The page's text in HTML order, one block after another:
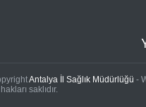
Antalya İl Sağlık Müdürlüğü -
saklıdır.